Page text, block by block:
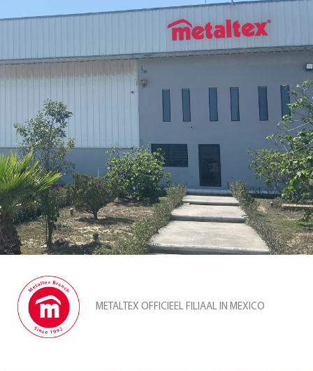
METALTEX OFFICIEEL FILIAAL IN MEXICO